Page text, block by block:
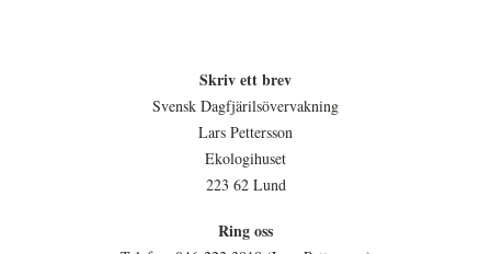
Skriv ett brev
Svensk Dagfjärilsövervakning
Lars Pettersson
Ekologihuset
223 62 Lund
Ring oss